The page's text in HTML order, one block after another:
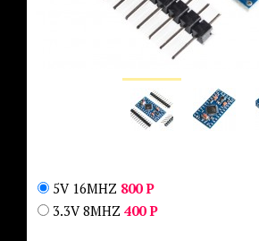
5V 16MHZ 800Р
3.3V 8MHZ 400Р